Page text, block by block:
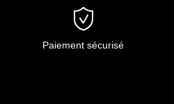
Paiement sécurisé